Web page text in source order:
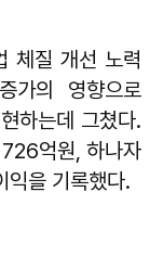
체질 개선 노력
가의 영향으로
하는데 그쳤다.
억원, 하나자
익을 기록했다.